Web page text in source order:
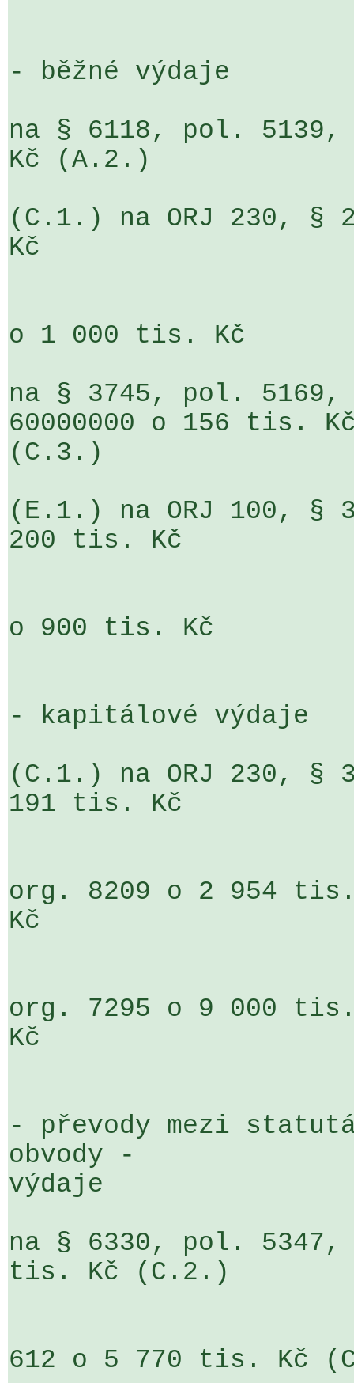
- běžné výdaje
na § 6118, pol. 5139,
Kč (A.2.)
(C.1.) na ORJ 230,
Kč
o 1 000 tis. Kč
na § 3745, pol. 5169,
60000000 o 156 tis.
(C.3.)
(E.1.) na ORJ 100, §
200 tis. Kč
o 900 tis. Kč
- kapitálové výdaje
(C.1.) na ORJ 230, §
191 tis. Kč
org. 8209 o 2 954
Kč
org. 7295 o 9 000
Kč
- převody mezi
obvody -
výdaje
na § 6330, pol. 5347,
tis. Kč (C.2.)
612 o 5 770 tis. Kč